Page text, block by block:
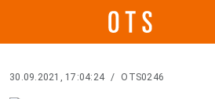
30.09.2021, 17:04:24 / OTS0246